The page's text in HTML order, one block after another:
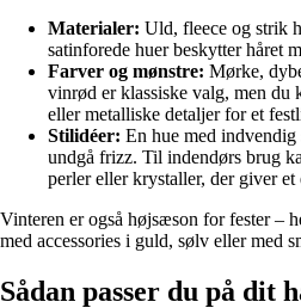
Materialer: Uld, fleece og strik
satinforede huer beskytter håret
Farver og mønstre: Mørke,
vinrød er klassiske valg, men du
eller metalliske detaljer for et
Stilidéer: En hue med
undgå frizz. Til indendørs brug
perler eller krystaller, der giver
Vinteren er også højsæson for fester –
med accessories i guld, sølv eller med
Sådan passer du på dit